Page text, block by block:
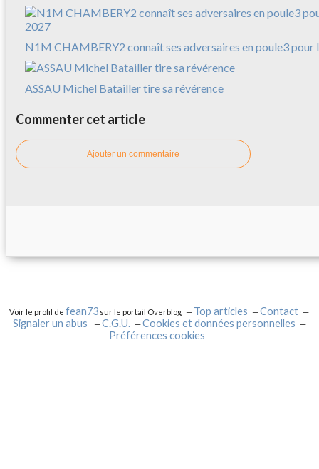
N1M CHAMBERY2 connaît ses adversaires en poule3 pour
ASSAU Michel Batailler tire sa révérence
Commenter cet article
Ajouter un commentaire
Voir le profil defean73 sur le portail Overblog Top articles
Contact
Signaler un abus
C.G.U.
Cookies et données personnelles
Préférences cookies